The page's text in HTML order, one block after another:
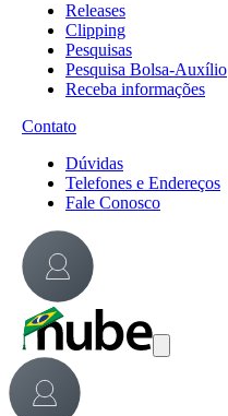
Releases
Clipping
Pesquisas
Pesquisa Bolsa-Auxílio
Receba informações
Contato
Dúvidas
Telefones e Endereços
Fale Conosco